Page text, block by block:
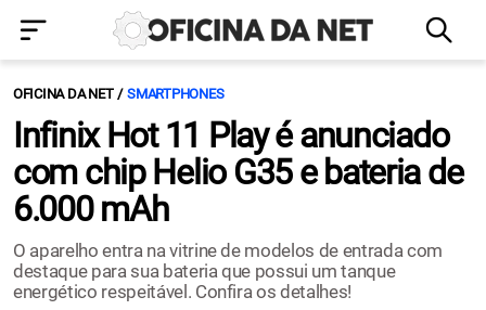
OFICINA DA NET SMARTPHONES
Infinix Hot 11 Play é anunciado
com chip Helio G35 e bateria de
6.000 mAh
O aparelho entra na vitrine de modelos de entrada com
destaque para sua bateria que possui um tanque
energético respeitável. Confira os detalhes!